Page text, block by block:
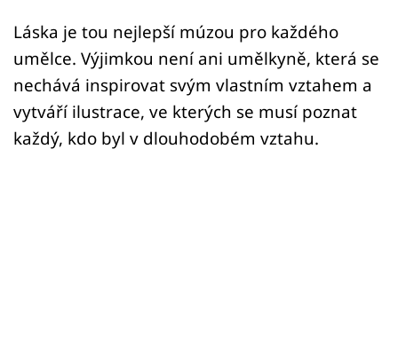
Láska je tou nejlepší múzou pro každého
umělce. Výjimkou není ani umělkyně, která se
nechává inspirovat svým vlastním vztahem a
vytváří ilustrace, ve kterých se musí poznat
každý, kdo byl v dlouhodobém vztahu.